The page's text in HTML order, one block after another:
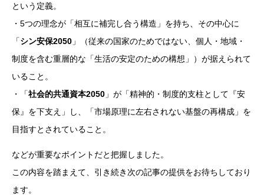
という定義。
・5つの理念が「相互に補完し合う構造」を持ち、その中心に
「シン安保2050 」（従来の国家のためではない、個人・地域・
制度を含む重層的な「生活の安定のための構想」）が据えられて
いること。
・「社会的共通資本2050 」が「精神的・制度的支柱として『安
保』を下支え」し、「市場原理に左右されない基盤の再構成」を
目指すとされていること。
などが重要なポイントだと把握しました。
この内容を踏まえて、引き続き次の記事の提供をお待ちしており
ます。